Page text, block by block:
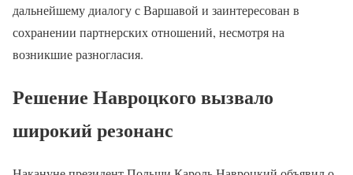
дальнейшему диалогу с Варшавой и заинтересован в
сохранении партнерских отношений, несмотря на
возникшие разногласия.
Решение Навроцкого вызвало
широкий резонанс